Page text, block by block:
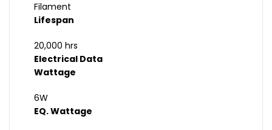
Filament
Lifespan
20,000 hrs
Electrical Data
Wattage
6W
EQ. Wattage